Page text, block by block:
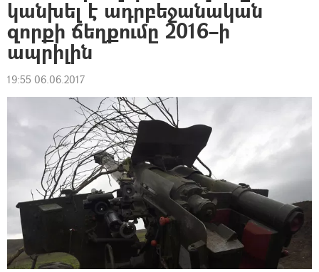
կանխել է ադրբեջանական
զորքի ճեղքումը 2016–ի
ապրիլին
19:55 06.06.2017